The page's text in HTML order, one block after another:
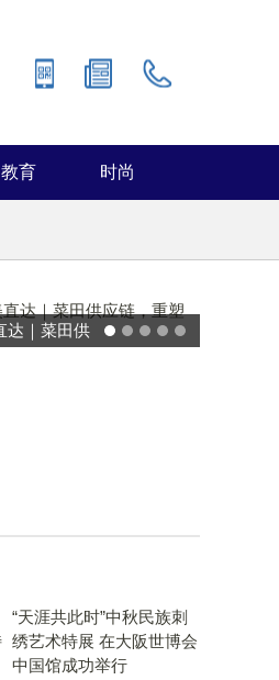
教育 时尚
能率日式厨房美学：既要此刻
“天涯共此时”中秋民族刺
绣艺术特展 在大阪世博会
中国馆成功举行